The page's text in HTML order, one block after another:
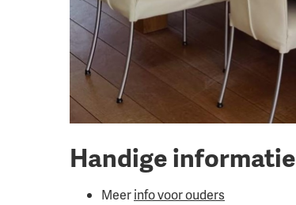
Handige informatie
Meerinfo voor ouders